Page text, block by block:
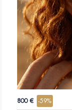
800 € -59%